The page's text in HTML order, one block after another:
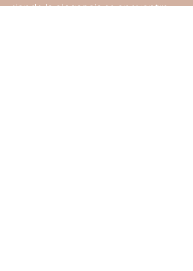
donde la elegancia se encuentra